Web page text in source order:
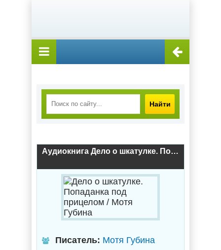
Найти
Аудиокнига Дело о шкатулке. Попаданка под прицелом / Мотя Губина
Писатель: Мотя Губина